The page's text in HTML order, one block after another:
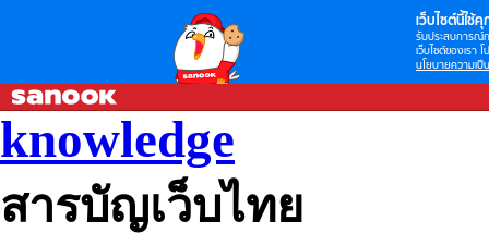
เว็บไซต์นี้ใช้คุ
รับประสบการณ์
เว็บไซต์ของเรา
นโยบายความเป็
knowledge
สารบัญเว็บไทย